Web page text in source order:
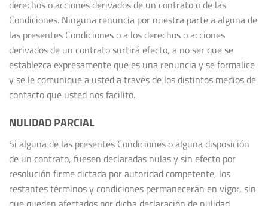
derechos o acciones derivados de un contrato o de las
Condiciones. Ninguna renuncia por nuestra parte a alguna de
las presentes Condiciones o a los derechos o acciones
derivados de un contrato surtirá efecto, a no ser que se
establezca expresamente que es una renuncia y se formalice
y se le comunique a usted a través de los distintos medios de
contacto que usted nos facilitó.
NULIDAD PARCIAL
Si alguna de las presentes Condiciones o alguna disposición
de un contrato, fuesen declaradas nulas y sin efecto por
resolución firme dictada por autoridad competente, los
restantes términos y condiciones permanecerán en vigor, sin